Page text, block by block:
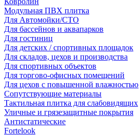
Модульная ПВХ плитка
Для Автомойки/СТО
Для бассейнов и аквапарков
Для гостиниц
Для детских / спортивных площадок
Для складов, цехов и производства
Для спортивных объектов
Для торгово-офисных помещений
Для цехов с повышенной влажностью
Сопутствующие материалы
Тактильная плитка для слабовидящих
Уличные и грязезащитные покрытия
Антистатические
Fortelook